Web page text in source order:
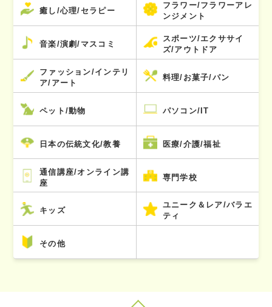
癒し/心理/セラピー
フラワー/フラワーアレ
ンジメント
音楽/演劇/マスコミ
スポーツ/エクササイ
ズ/アウトドア
ファッション/インテリ
ア/アート
料理/お菓子/パン
ペット/動物 パソコン/IT
日本の伝統文化/教養 医療/介護/福祉
通信講座/オンライン講
座
専門学校
キッズ
ユニーク＆レア/バラエ
ティ
その他